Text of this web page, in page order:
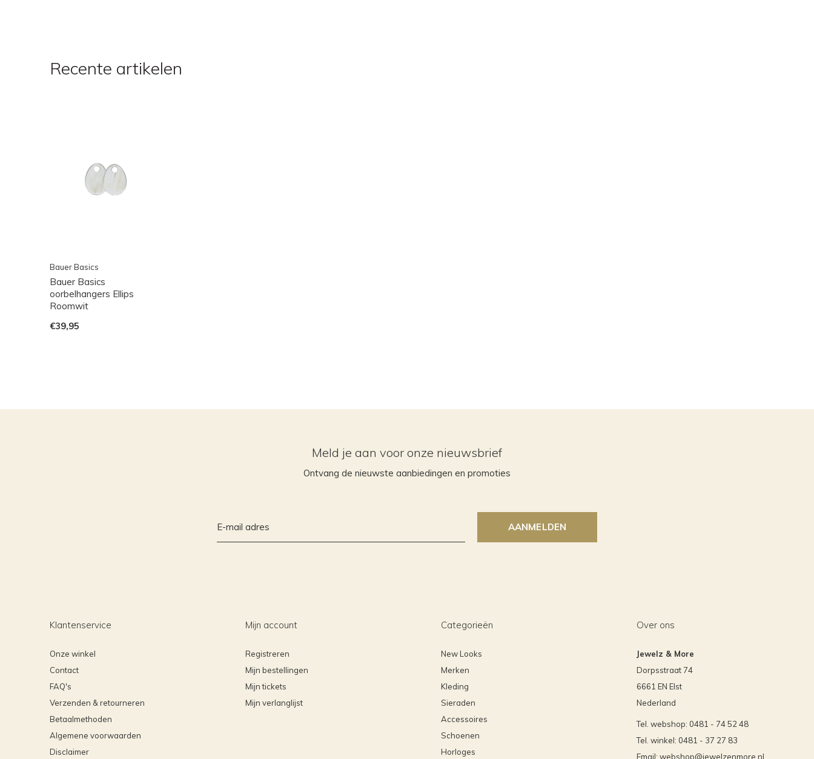
Recente artikelen
Bauer Basics
Bauer Basics
oorbelhangers Ellips
Roomwit
€39,95
Meld je aan voor onze nieuwsbrief
Ontvang de nieuwste aanbiedingen en promoties
AANMELDEN
Klantenservice
Onze winkel
Contact
FAQ's
Verzenden & retourneren
Betaalmethoden
Algemene voorwaarden
Disclaimer
Mijn account
Registreren
Mijn bestellingen
Mijn tickets
Mijn verlanglijst
Categorieën
New Looks
Merken
Kleding
Sieraden
Accessoires
Schoenen
Horloges
Over ons
Jewelz & More
Dorpsstraat 74
6661 EN Elst
Nederland
Tel. webshop: 0481 - 74 52 48
Tel. winkel: 0481 - 37 27 83
Email: webshop@jewelzenmore.nl